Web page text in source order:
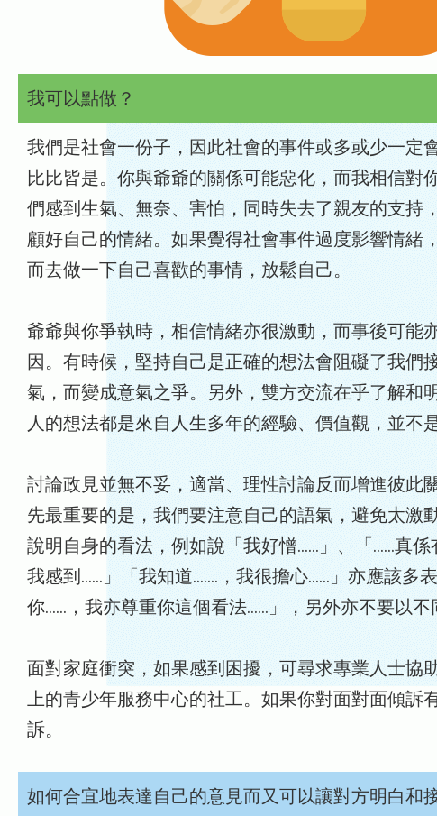
我可以點做？
我們是社會一份子，因此社會的事件或多或少一定
比比皆是。你與爺爺的關係可能惡化，而我相信
們感到生氣、無奈、害怕，同時失去了親友的支持
顧好自己的情緒。如果覺得社會事件過度影響情緒
而去做一下自己喜歡的事情，放鬆自己。
爺爺與你爭執時，相信情緒亦很激動，而事後可能
因。有時候，堅持自己是正確的想法會阻礙了我
氣，而變成意氣之爭。另外，雙方交流在乎了解和
人的想法都是來自人生多年的經驗、價值觀，並不
討論政見並無不妥，適當、理性討論反而增進彼此
先最重要的是，我們要注意自己的語氣，避免太
說明自身的看法，例如說「我好憎……」、「……真
我感到……」「我知道…….，我很擔心……」亦應該多
你……，我亦尊重你這個看法……」，另外亦不要以不
面對家庭衝突，如果感到困擾，可尋求專業人士協
上的青少年服務中心的社工。如果你對面對面傾
訴。
如何合宜地表達自己的意見而又可以讓對方明白和